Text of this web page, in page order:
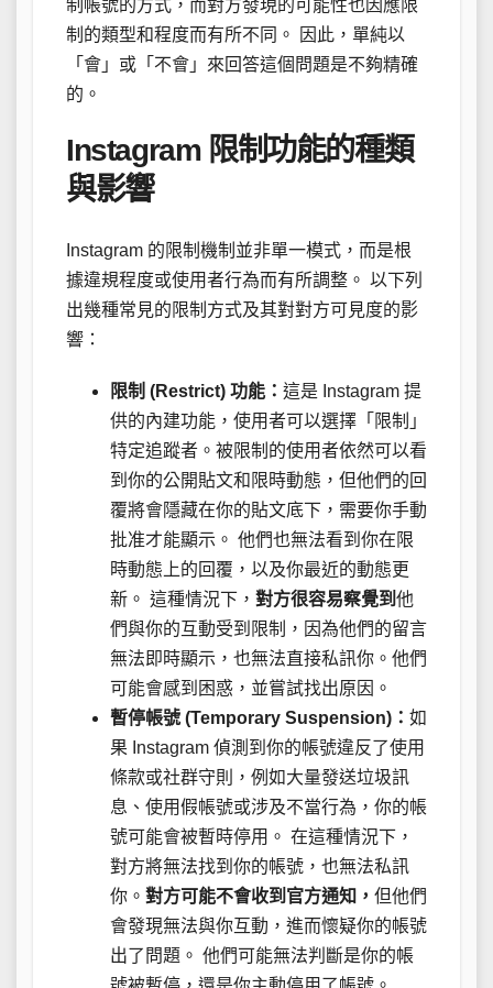
制帳號的方式，而對方發現的可能性也因應限
制的類型和程度而有所不同。 因此，單純以
「會」或「不會」來回答這個問題是不夠精確
的。
Instagram 限制功能的種類
與影響
Instagram 的限制機制並非單一模式，而是根
據違規程度或使用者行為而有所調整。 以下列
出幾種常見的限制方式及其對對方可見度的影
響：
限制 (Restrict) 功能： 這是 Instagram 提
供的內建功能，使用者可以選擇「限制」
特定追蹤者。被限制的使用者依然可以看
到你的公開貼文和限時動態，但他們的回
覆將會隱藏在你的貼文底下，需要你手動
批准才能顯示。 他們也無法看到你在限
時動態上的回覆，以及你最近的動態更
新。 這種情況下， 對方很容易察覺到 他
們與你的互動受到限制，因為他們的留言
無法即時顯示，也無法直接私訊你。他們
可能會感到困惑，並嘗試找出原因。
暫停帳號 (Temporary Suspension)： 如
果 Instagram 偵測到你的帳號違反了使用
條款或社群守則，例如大量發送垃圾訊
息、使用假帳號或涉及不當行為，你的帳
號可能會被暫時停用。 在這種情況下，
對方將無法找到你的帳號，也無法私訊
你。 對方可能不會收到官方通知， 但他們
會發現無法與你互動，進而懷疑你的帳號
出了問題。 他們可能無法判斷是你的帳